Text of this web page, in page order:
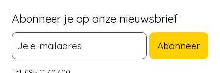
Abonneer je op onze nieuwsbrief
Abonneer